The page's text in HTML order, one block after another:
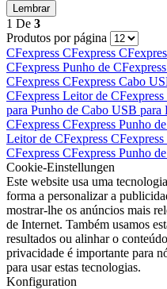
Lembrar
1 De 3
Produtos por página
CFexpress CFexpress
CFexpress Punho de CFexpress
CFexpress CFexpress Cabo
CFexpress Leitor de CFexpress
para Punho de Cabo USB para
CFexpress CFexpress Punho de
Leitor de CFexpress CFexpress
CFexpress CFexpress Punho de
Cookie-Einstellungen
Este website usa uma
forma a personalizar a
mostrar-lhe os anúncios mais
de Internet. Também usamos
resultados ou alinhar o
privacidade é importante para
para usar estas tecnologias.
Konfiguration